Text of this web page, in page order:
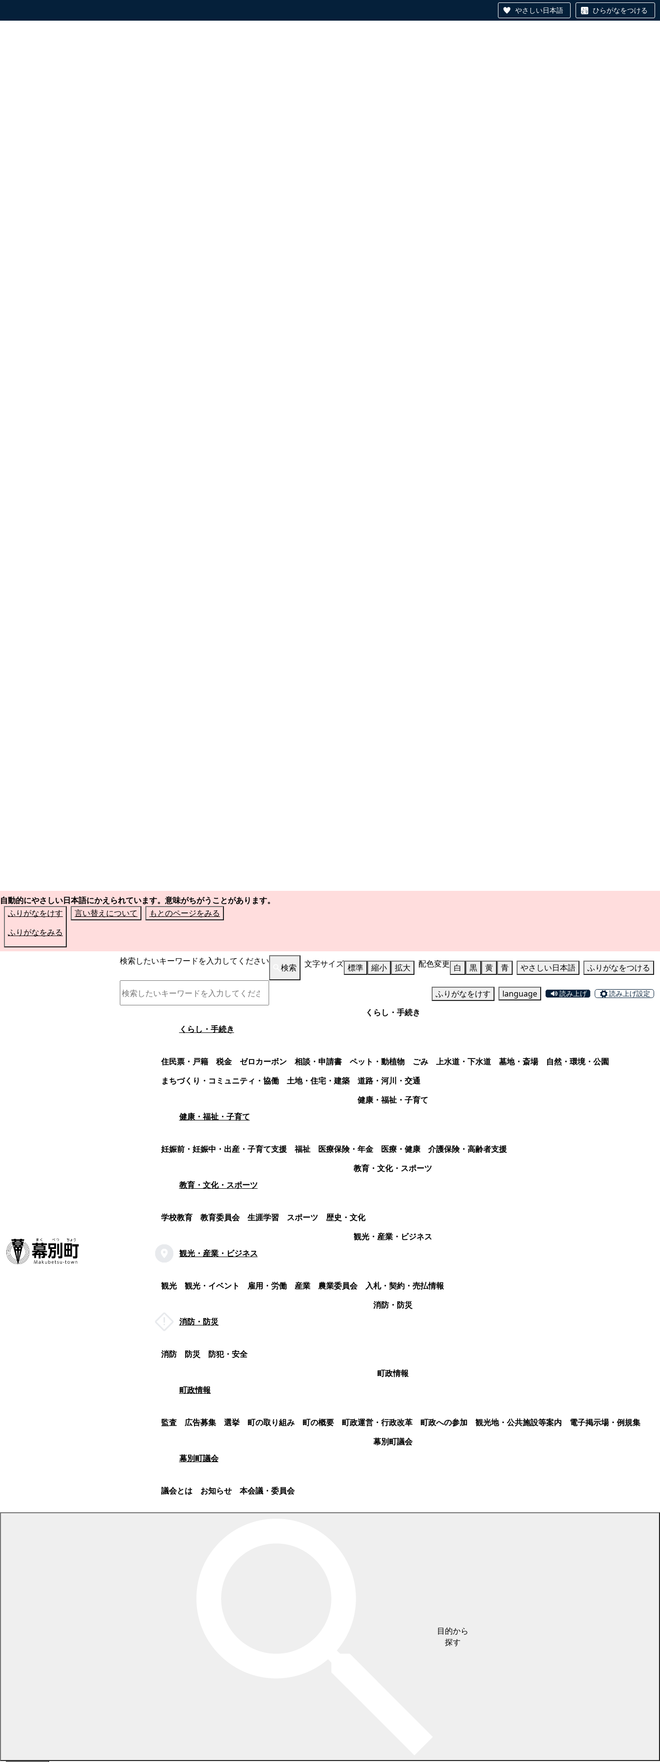
やさしい日本語 ひらがなをつける
自動的にやさしい日本語にかえられています。意味がちがうことがあります。
ふりがなをけす
ふりがなをみる
言い替えについて もとのページをみる
検索したいキーワードを入力してください
検索 文字サイズ 標準 縮小 拡大 配色変更 白 黒 黄 青 やさしい日本語 ふりがなをつける
ふりがなをけす language 読み上げ 読み上げ設定
くらし・手続き
くらし・手続き
住民票・戸籍 税金 ゼロカーボン 相談・申請書 ペット・動植物 ごみ 上水道・下水道 墓地・斎場
自然・環境・公園
まちづくり・コミュニティ・協働
土地・住宅・建築
道路・河川・交通
健康・福祉・子育て
健康・福祉・子育て
妊娠前・妊娠中・出産・子育て支援 福祉 医療保険・年金 医療・健康
介護保険・高齢者支援
教育・文化・スポーツ
教育・文化・スポーツ
学校教育 教育委員会 生涯学習 スポーツ
歴史・文化
観光・産業・ビジネス
観光・産業・ビジネス
観光 観光・イベント 雇用・労働 産業 農業委員会
入札・契約・売払情報
消防・防災
消防・防災
消防 防災
防犯・安全
町政情報
町政情報
監査 広告募集 選挙 町の取り組み 町の概要 町政運営・行政改革 町政への参加 観光地・公共施設等案内
電子掲示場・例規集
幕別町議会
幕別町議会
議会とは お知らせ 本会議・委員会
目的から
探す